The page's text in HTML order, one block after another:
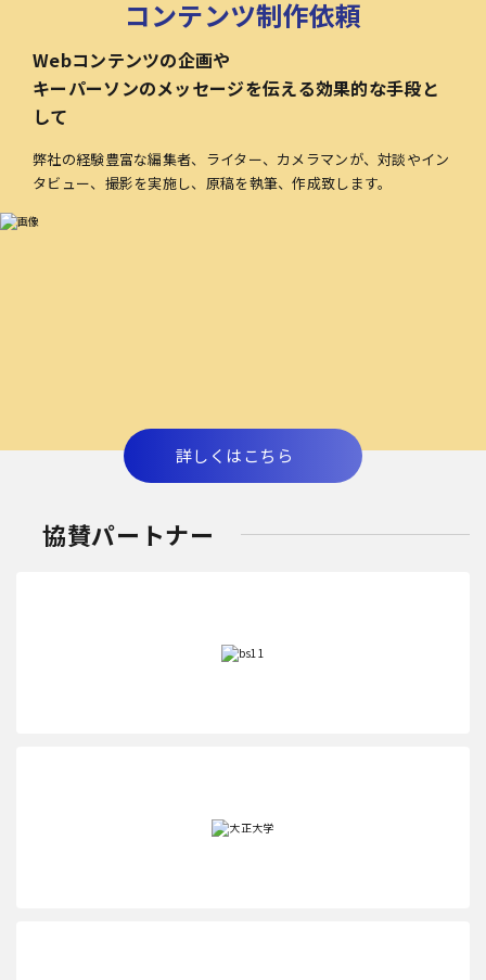
コンテンツ制作依頼
Webコンテンツの企画や
キーパーソンのメッセージを伝える効果的な手段と
して
弊社の経験豊富な編集者、ライター、カメラマンが、対談やイン
タビュー、撮影を実施し、原稿を執筆、作成致します。
詳しくはこちら
協賛パートナー